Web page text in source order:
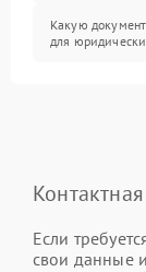
Какую
для
Если
свои данные